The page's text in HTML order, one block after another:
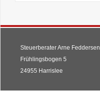
Steuerberater Arne Feddersen
Frühlingsbogen 5
24955 Harrislee